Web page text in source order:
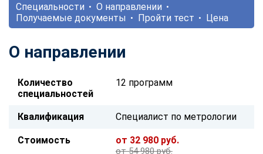
Специальности
О направлении
Получаемые документы
Пройти тест Цена
О направлении
Количество
специальностей
12 программ
Квалификация Специалист по метрологии
Стоимость от 32 980 руб.
от 54 980 руб.